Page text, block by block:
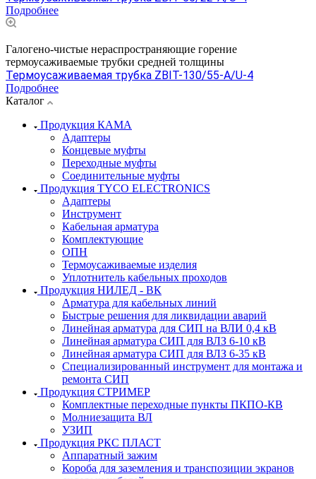
Подробнее
Галогено-чистые нераспространяющие горение
термоусаживаемые трубки средней толщины
Термоусаживаемая трубка ZBIT-130/55-A/U-4
Подробнее
Каталог
Продукция КАМА
Адаптеры
Концевые муфты
Переходные муфты
Соединительные муфты
Продукция TYCO ELECTRONICS
Адаптеры
Инструмент
Кабельная арматура
Комплектующие
ОПН
Термоусаживаемые изделия
Уплотнитель кабельных проходов
Продукция НИЛЕД - ВК
Арматура для кабельных линий
Быстрые решения для ликвидации аварий
Линейная арматура для СИП на ВЛИ 0,4 кВ
Линейная арматура СИП для ВЛЗ 6-10 кВ
Линейная арматура СИП для ВЛЗ 6-35 кВ
Специализированный инструмент для монтажа и
ремонта СИП
Продукция СТРИМЕР
Комплектные переходные пункты ПКПО-КВ
Молниезащита ВЛ
УЗИП
Продукция РКС ПЛАСТ
Аппаратный зажим
Короба для заземления и транспозиции экранов